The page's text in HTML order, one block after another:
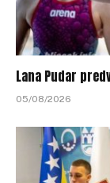
Lana Pudar
05/08/2026